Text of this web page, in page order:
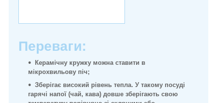
Переваги:
Керамічну кружку можна ставити в
мікрохвильову піч;
Зберігає високий рівень тепла. У такому посуді
гарячі напої (чай, кава) довше зберігають свою